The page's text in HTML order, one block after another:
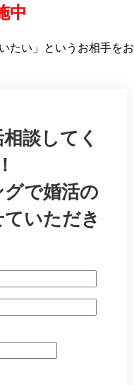
中
たい」というお相手をお
談してく
で婚活の
いただき